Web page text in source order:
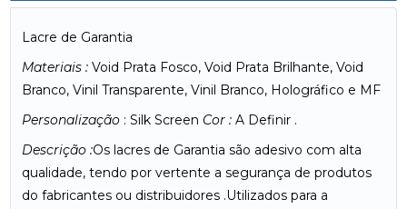
Lacre de Garantia
Materiais : Void Prata Fosco, Void Prata Brilhante, Void
Branco, Vinil Transparente, Vinil Branco, Holográfico e MF
Personalização : Silk Screen Cor : A Definir .
Descrição :Os lacres de Garantia são adesivo com alta
qualidade, tendo por vertente a segurança de produtos
do fabricantes ou distribuidores .Utilizados para a